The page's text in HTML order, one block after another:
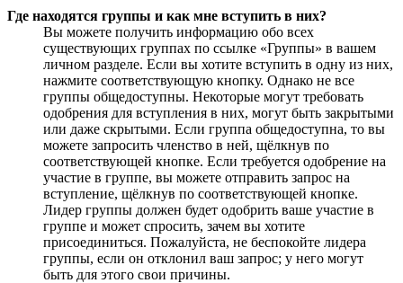
Где находятся группы и как мне вступить в них?
Вы можете получить информацию обо всех
существующих группах по ссылке «Группы» в вашем
личном разделе. Если вы хотите вступить в одну из них,
нажмите соответствующую кнопку. Однако не все
группы общедоступны. Некоторые могут требовать
одобрения для вступления в них, могут быть закрытыми
или даже скрытыми. Если группа общедоступна, то вы
можете запросить членство в ней, щёлкнув по
соответствующей кнопке. Если требуется одобрение на
участие в группе, вы можете отправить запрос на
вступление, щёлкнув по соответствующей кнопке.
Лидер группы должен будет одобрить ваше участие в
группе и может спросить, зачем вы хотите
присоединиться. Пожалуйста, не беспокойте лидера
группы, если он отклонил ваш запрос; у него могут
быть для этого свои причины.